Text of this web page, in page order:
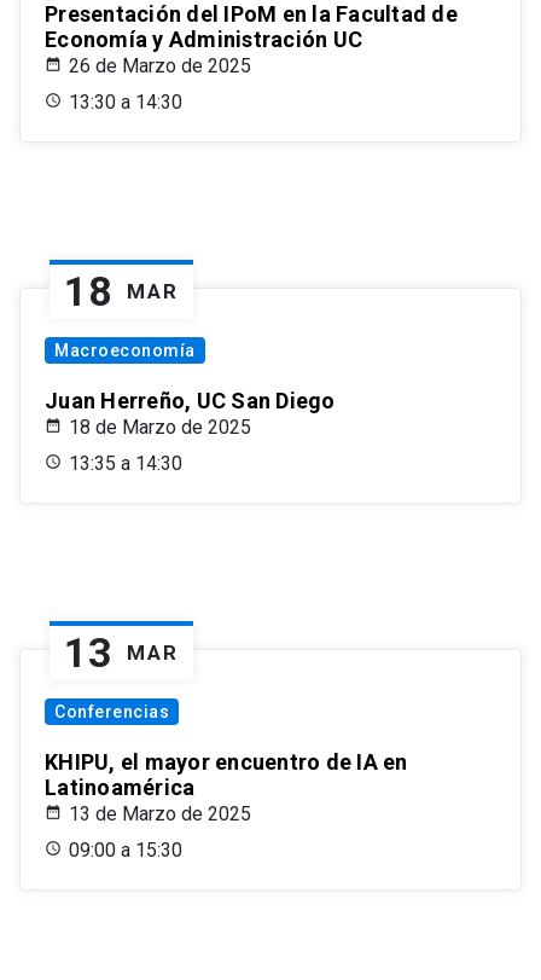
Presentación del IPoM en la Facultad de
Economía y Administración UC
26 de Marzo de 2025
13:30 a 14:30
18 MAR
Macroeconomía
Juan Herreño, UC San Diego
18 de Marzo de 2025
13:35 a 14:30
13 MAR
Conferencias
KHIPU, el mayor encuentro de IA en
Latinoamérica
13 de Marzo de 2025
09:00 a 15:30